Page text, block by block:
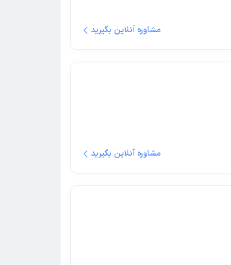
مشاوره آنلاین بگیرید
مشاوره آنلاین بگیرید